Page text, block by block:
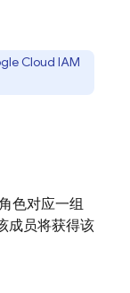
Cloud IAM
色对应一组
成员将获得该